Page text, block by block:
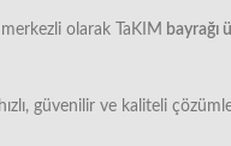
olarak TaKIM bayrağı
güvenilir ve kaliteli